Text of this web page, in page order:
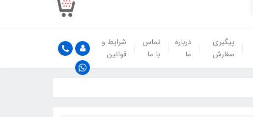
پیگیری
سفارش
درباره
ما
تماس
با ما
شرایط و
قوانین